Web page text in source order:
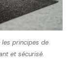
principes de
et sécurisé.